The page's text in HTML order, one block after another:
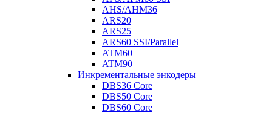
AHS/AHM36
ARS20
ARS25
ARS60 SSI/Parallel
ATM60
ATM90
Инкрементальные энкодеры
DBS36 Core
DBS50 Core
DBS60 Core